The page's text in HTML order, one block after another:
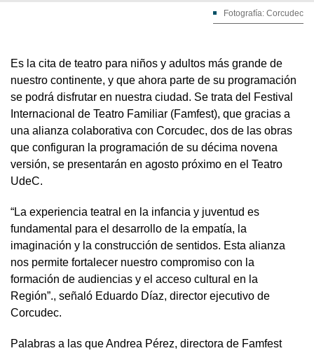
Fotografía: Corcudec
Es la cita de teatro para niños y adultos más grande de
nuestro continente, y que ahora parte de su programación
se podrá disfrutar en nuestra ciudad. Se trata del Festival
Internacional de Teatro Familiar (Famfest), que gracias a
una alianza colaborativa con Corcudec, dos de las obras
que configuran la programación de su décima novena
versión, se presentarán en agosto próximo en el Teatro
UdeC.
“La experiencia teatral en la infancia y juventud es
fundamental para el desarrollo de la empatía, la
imaginación y la construcción de sentidos. Esta alianza
nos permite fortalecer nuestro compromiso con la
formación de audiencias y el acceso cultural en la
Región”., señaló Eduardo Díaz, director ejecutivo de
Corcudec.
Palabras a las que Andrea Pérez, directora de Famfest